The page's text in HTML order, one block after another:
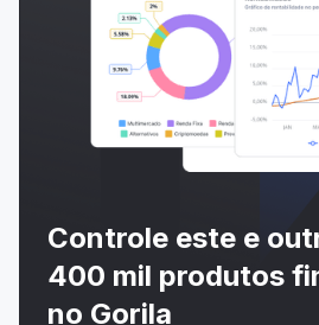
Controle este e
400 mil produtos
no Gorila